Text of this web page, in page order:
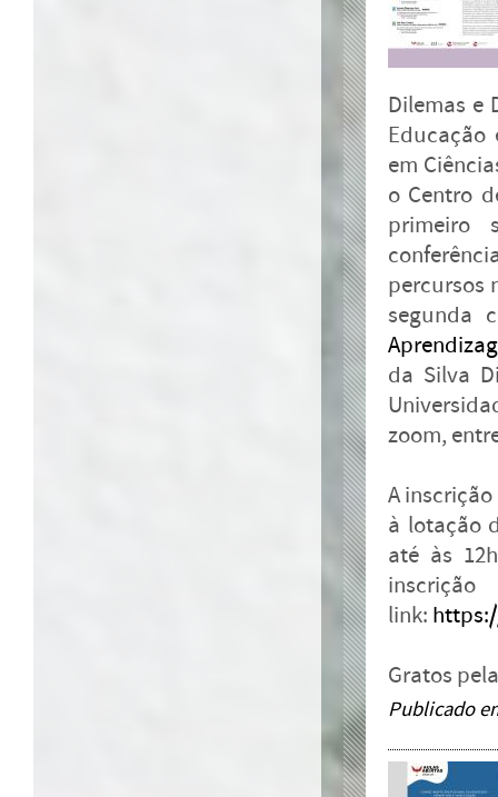
Dilemas e
Educação
em
o Centro
primeiro
percursos
segunda
da Silva
zoom,
A
à lotação
até às
link:
Gratos
Publicado